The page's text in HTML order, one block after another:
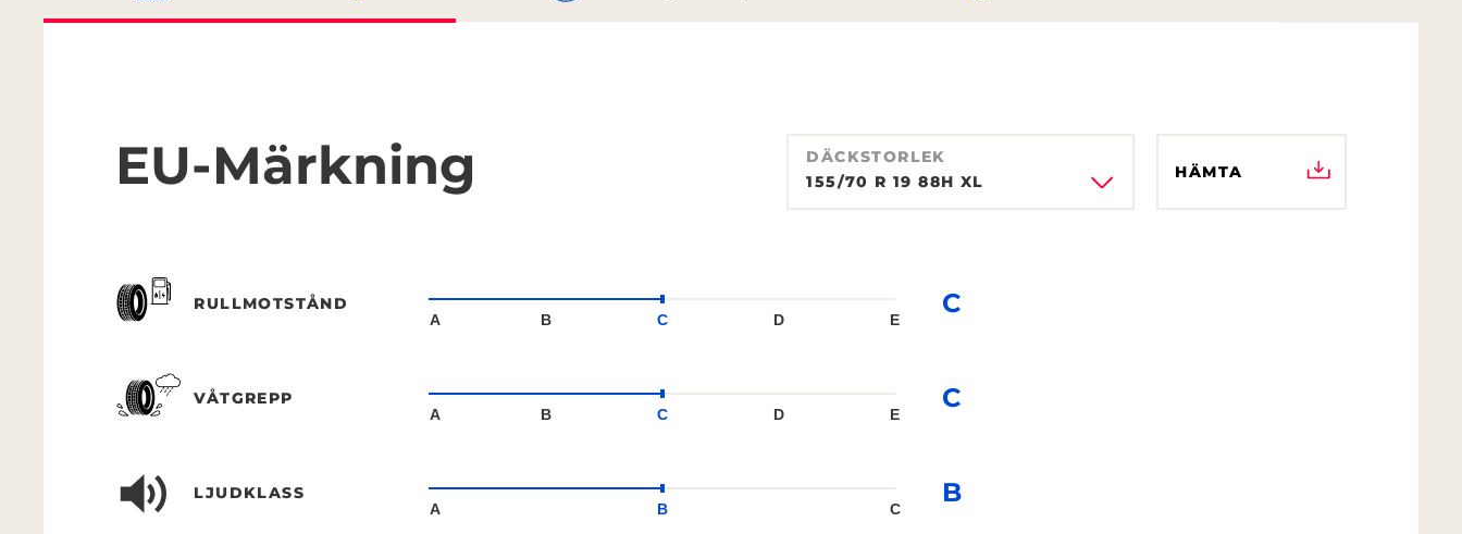
EU-Märkning
DÄCKSTORLEK
155/70 R 19 88H XL
HÄMTA
RULLMOTSTÅND
A B C D E
C
VÅTGREPP
A B C D E
C
LJUDKLASS
A B C
B